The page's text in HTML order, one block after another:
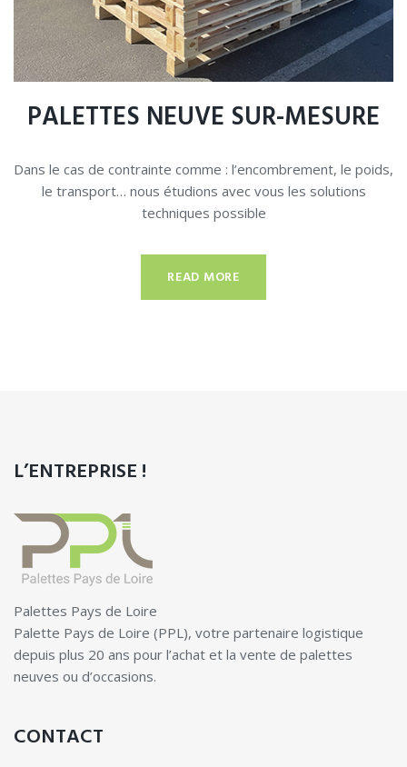
PALETTES NEUVE SUR-MESURE
Dans le cas de contrainte comme : l’encombrement, le poids,
le transport… nous étudions avec vous les solutions
techniques possible
READ MORE
L’ENTREPRISE !
Palettes Pays de Loire
Palette Pays de Loire (PPL), votre partenaire logistique
depuis plus 20 ans pour l’achat et la vente de palettes
neuves ou d’occasions.
CONTACT